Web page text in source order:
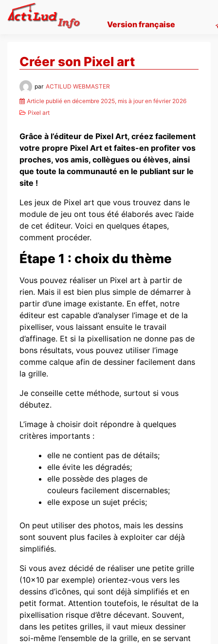
Skip
Version française
Créer son Pixel art
par ACTILUD WEBMASTER
Article publié en décembre 2025, mis à jour en février 2026
Pixel art
Grâce à l’éditeur de Pixel Art, créez facilement
votre propre Pixel Art et faites-en profiter vos
proches, vos amis, collègues ou élèves, ainsi
que toute la communauté en le publiant sur le
site !
Les jeux de Pixel art que vous trouvez dans le
module de jeu ont tous été élaborés avec l’aide
de cet éditeur. Voici en quelques étapes,
comment procéder.
Étape 1 : choix du thème
Vous pouvez réaliser un Pixel art à partir de
rien. Mais il est bien plus simple de démarrer à
partir d’une image existante. En effet, notre
éditeur est capable d’analyser l’image et de la
pixelliser, vous laissant ensuite le travail
d’affinage. Et si la pixellisation ne donne pas de
bons résultats, vous pouvez utiliser l’image
comme calque afin de dessiner facilement dans
la grille.
Je conseille cette méthode, surtout si vous
débutez.
L’image à choisir doit répondre à quelques
critères importants :
elle ne contient pas de détails;
elle évite les dégradés;
elle possède des plages de
couleurs facilement discernables;
elle expose un sujet précis;
On peut utiliser des photos, mais les dessins
sont souvent plus faciles à exploiter car déjà
simplifiés.
Si vous avez décidé de réaliser une petite grille
(10×10 par exemple) orientez-vous vers les
dessins d’icônes, qui sont déjà simplifiés et en
petit format. Attention toutefois, le résultat de la
pixellisation risque d’être décevant. Souvent,
dans les petites grilles, il vaut mieux dessiner
soi-même l’ensemble de la grille, en se servant